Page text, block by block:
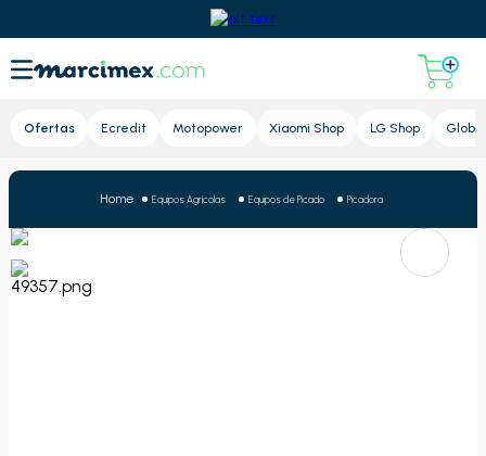
Ofertas Ecredit Motopower Xiaomi Shop LG Shop Global
Equipos Agrícolas Equipos de Picado Picadora